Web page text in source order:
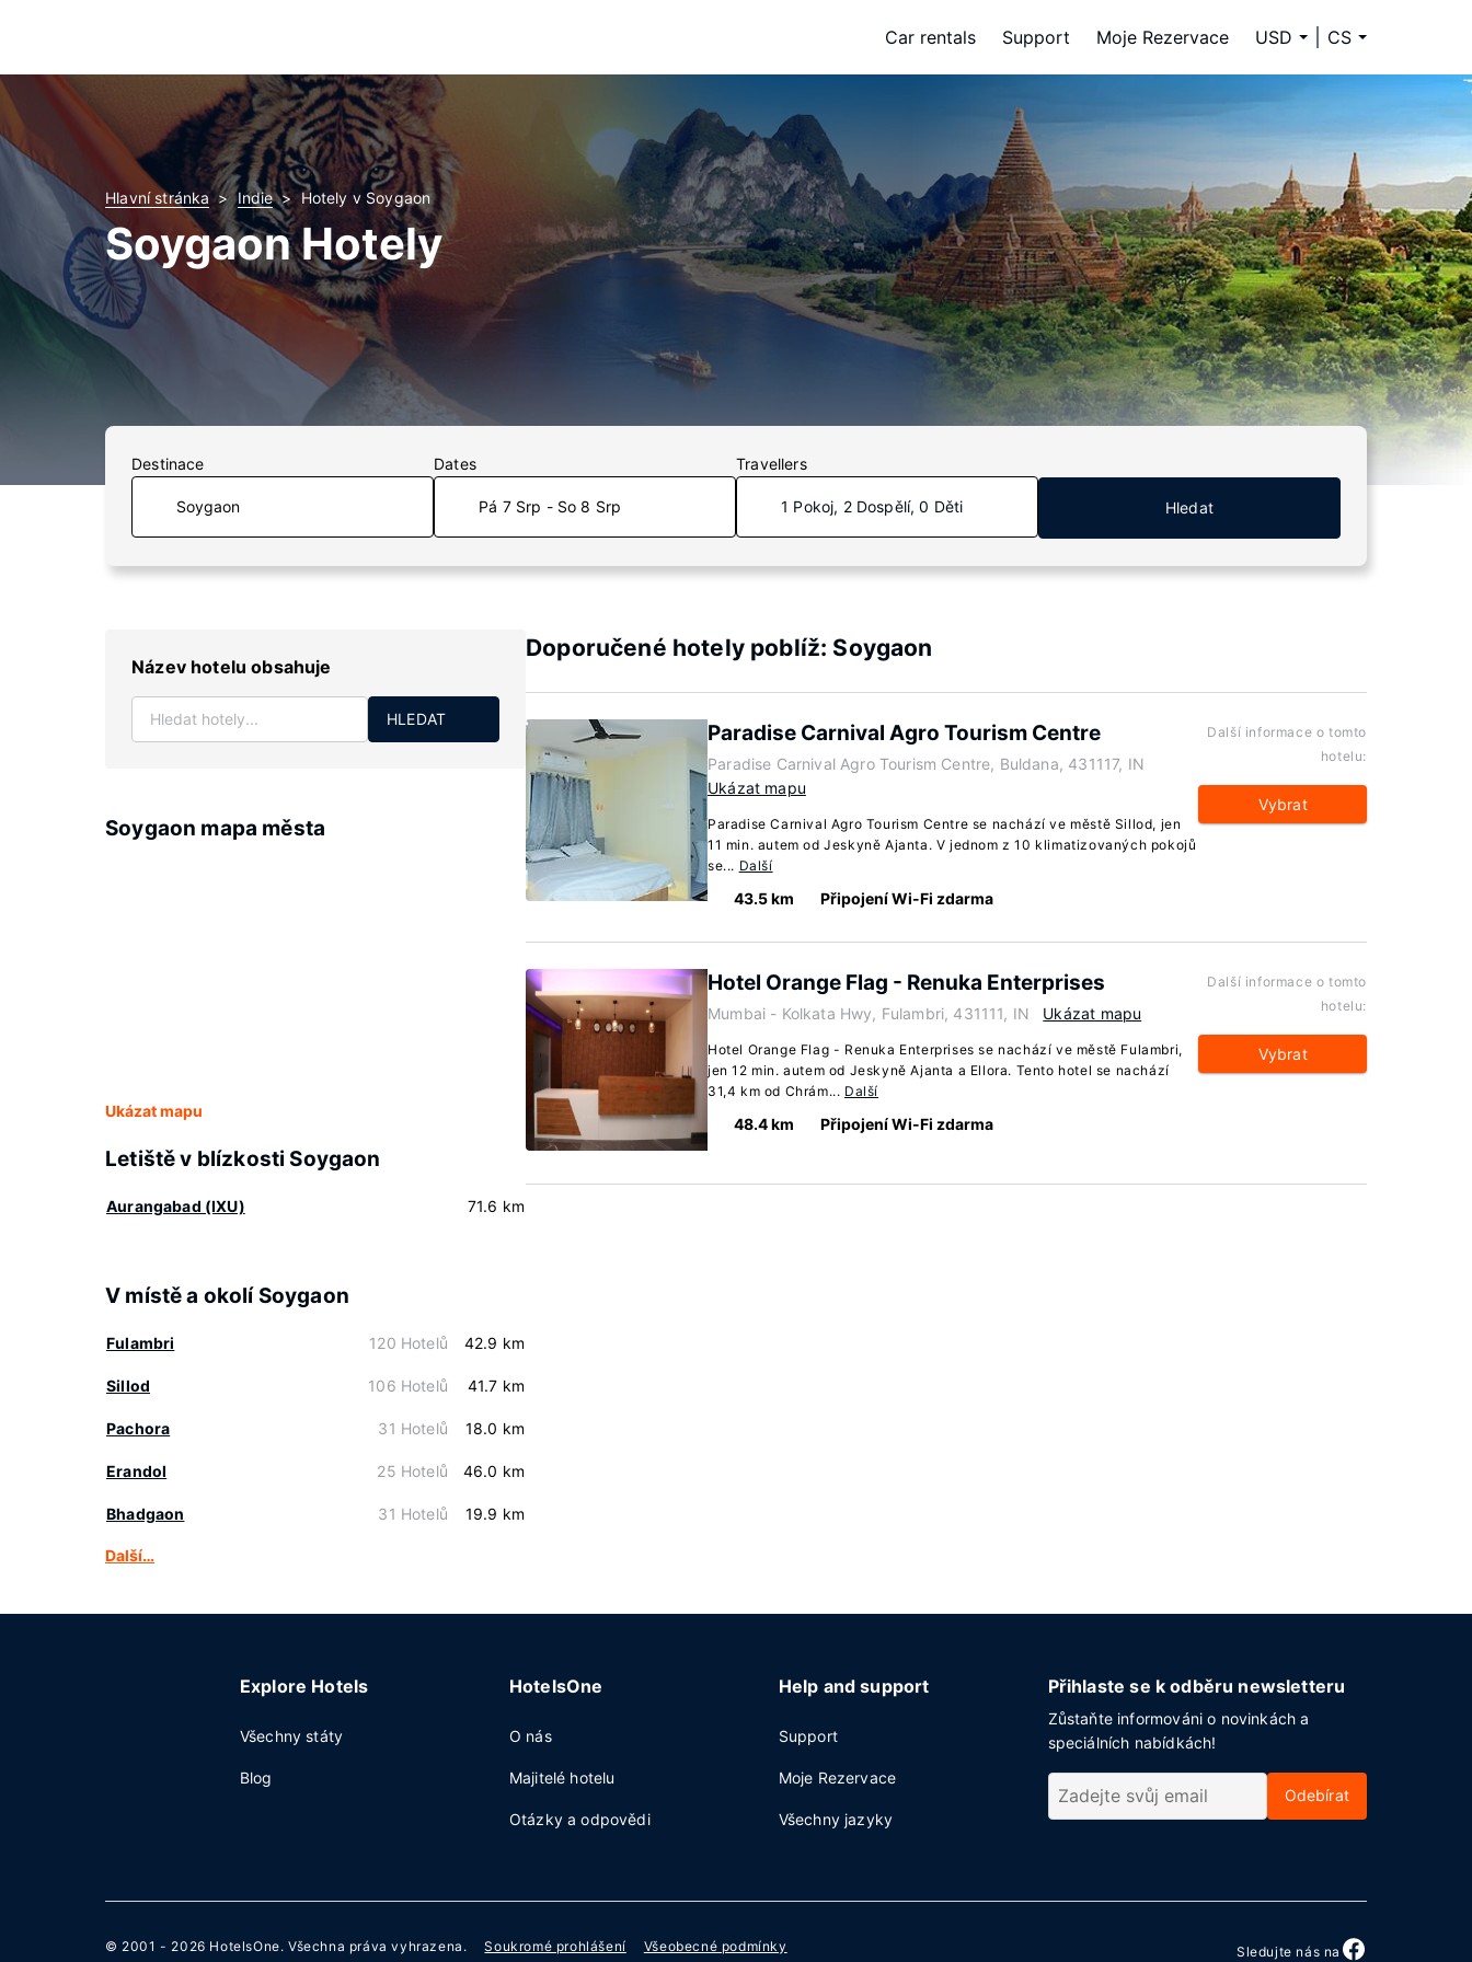
Car rentals Support Moje Rezervace USD CS
Hlavní stránka Indie Hotely v Soygaon
Soygaon Hotely
Destinace Dates
Pá 7 Srp - So 8 Srp
Travellers
1 Pokoj, 2 Dospělí, 0 Děti Hledat
Název hotelu obsahuje
HLEDAT
Soygaon mapa města
Ukázat mapu
Letiště v blízkosti Soygaon
Aurangabad (IXU) 71.6 km
V místě a okolí Soygaon
Fulambri 120 Hotelů 42.9 km
Sillod 106 Hotelů 41.7 km
Pachora 31 Hotelů 18.0 km
Erandol 25 Hotelů 46.0 km
Bhadgaon 31 Hotelů 19.9 km
Další…
Doporučené hotely poblíž: Soygaon
Paradise Carnival Agro Tourism Centre
Paradise Carnival Agro Tourism Centre, Buldana, 431117, IN
Ukázat mapu
Paradise Carnival Agro Tourism Centre se nachází ve městě Sillod, jen
11 min. autem od Jeskyně Ajanta. V jednom z 10 klimatizovaných pokojů
se... Další
43.5 km Připojení Wi-Fi zdarma
Další informace o tomto
hotelu:
Vybrat
Hotel Orange Flag - Renuka Enterprises
Mumbai - Kolkata Hwy, Fulambri, 431111, IN Ukázat mapu
Hotel Orange Flag - Renuka Enterprises se nachází ve městě Fulambri,
jen 12 min. autem od Jeskyně Ajanta a Ellora. Tento hotel se nachází
31,4 km od Chrám... Další
48.4 km Připojení Wi-Fi zdarma
Další informace o tomto
hotelu:
Vybrat
Explore Hotels
Všechny státy
Blog
HotelsOne
O nás
Majitelé hotelu
Otázky a odpovědi
Help and support
Support
Moje Rezervace
Všechny jazyky
Přihlaste se k odběru newsletteru
Zůstaňte informováni o novinkách a
speciálních nabídkách!
Odebírat
© 2001 - 2026 HotelsOne. Všechna práva vyhrazena. Soukromé prohlášení Všeobecné podmínky Sledujte nás na